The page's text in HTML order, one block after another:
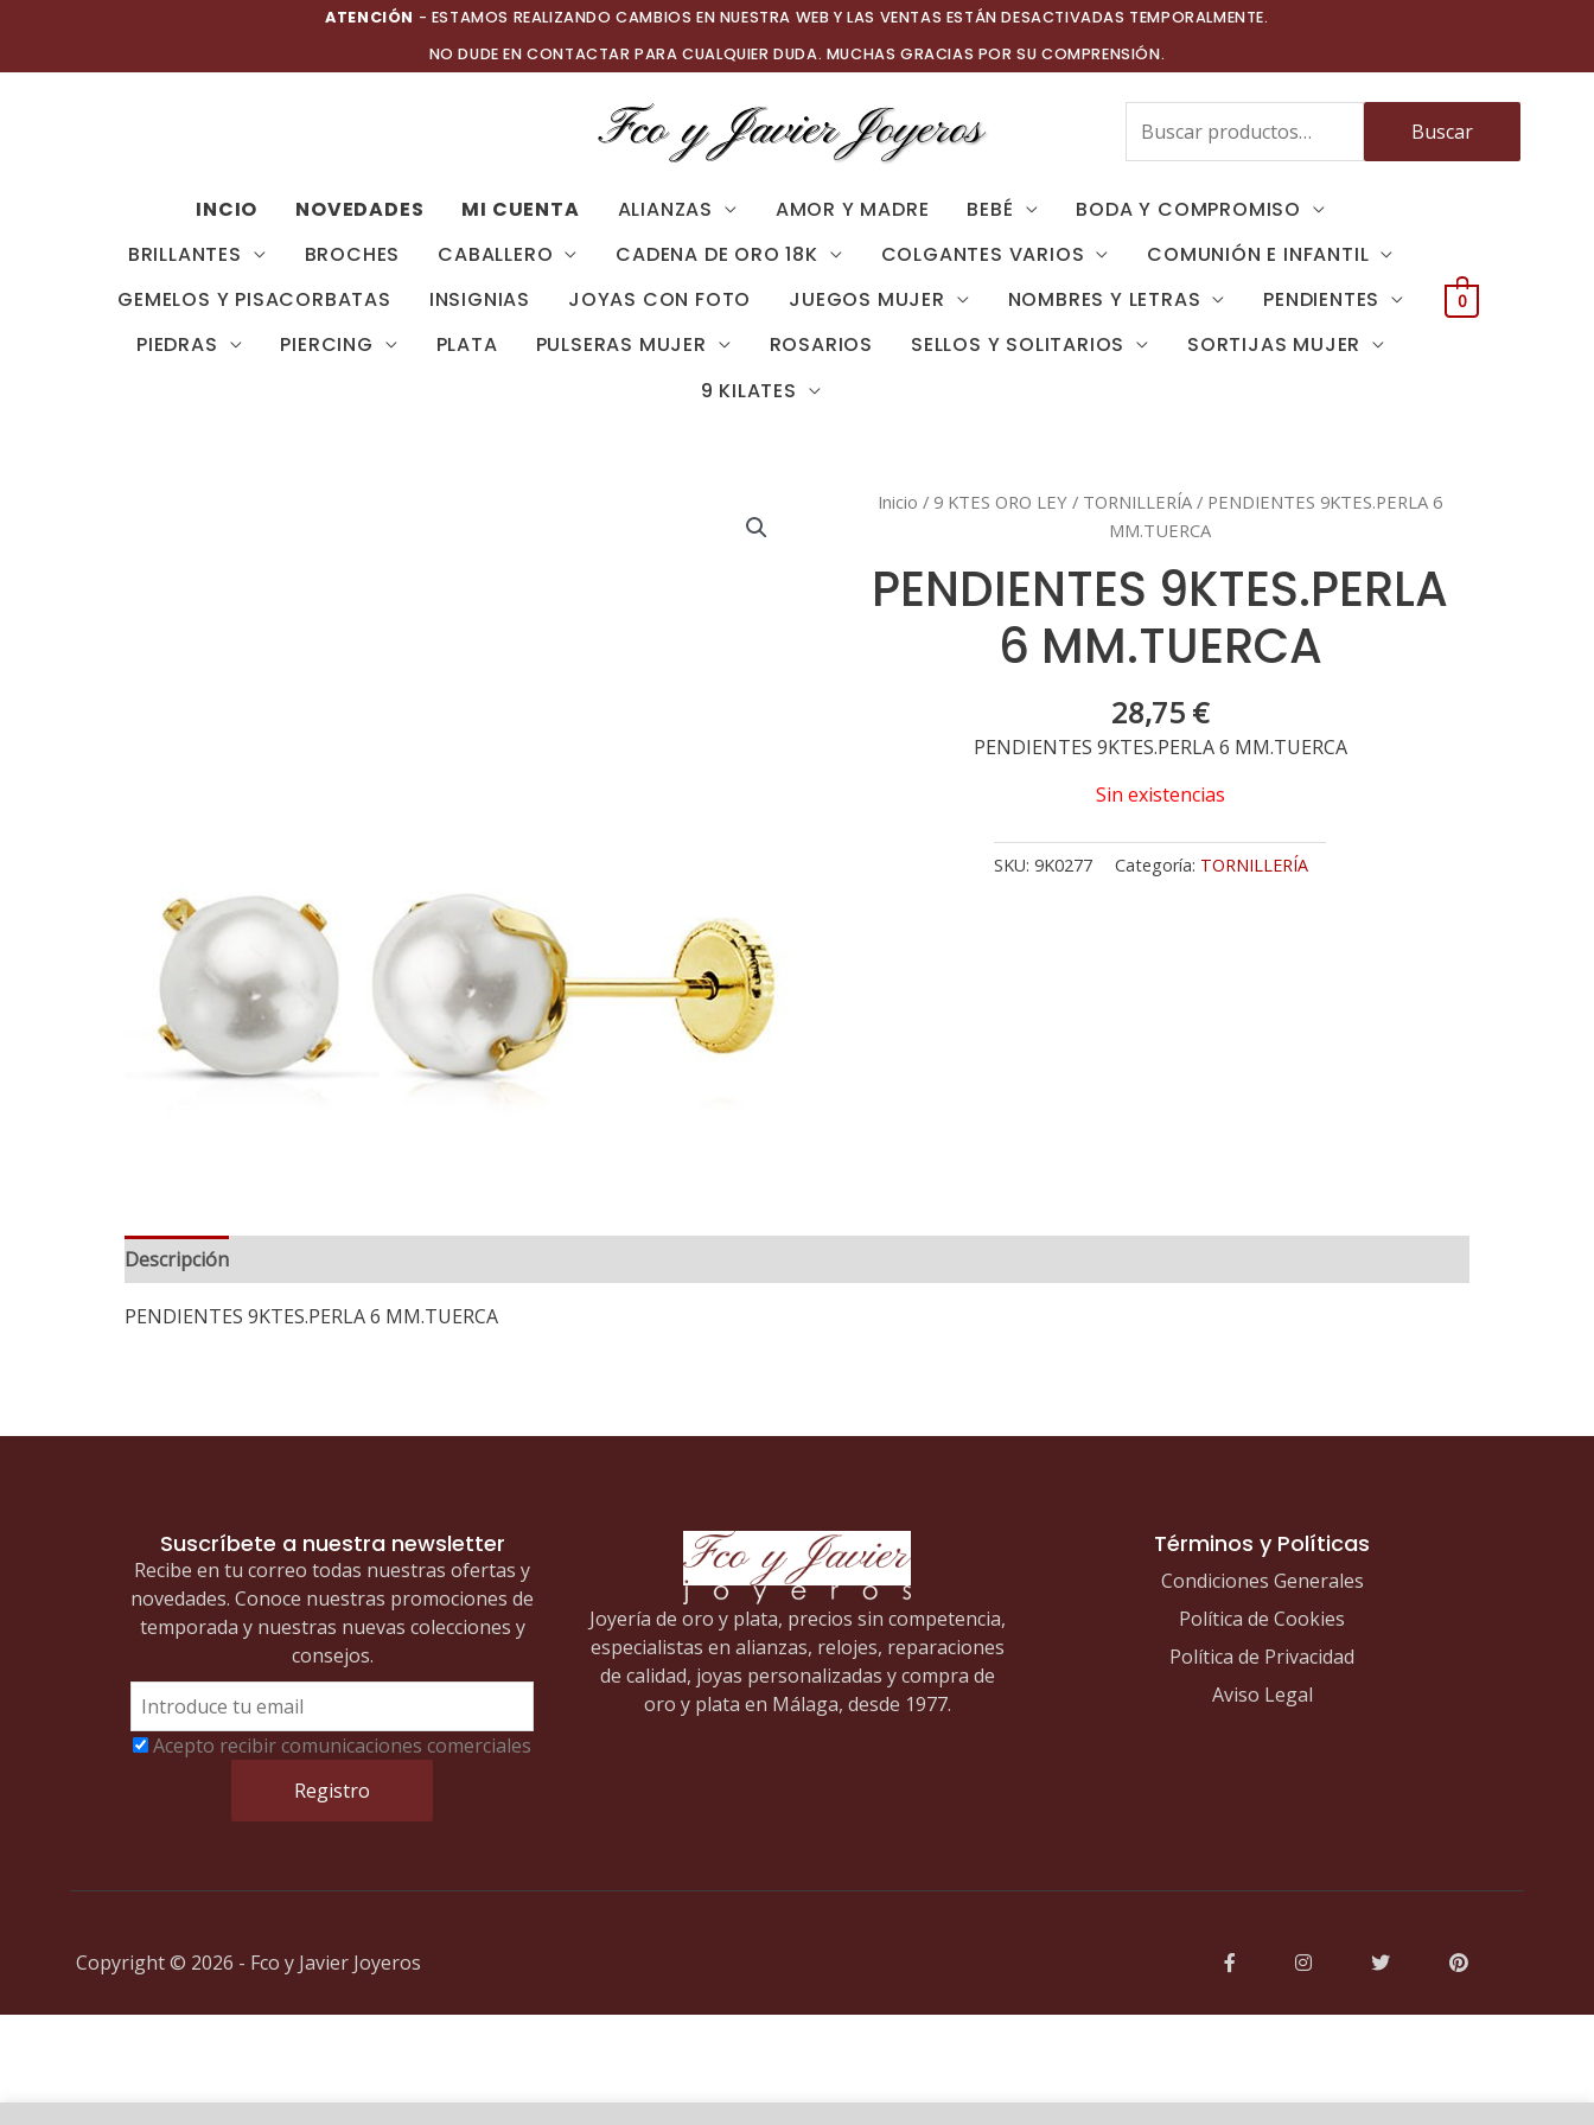
contenido
ATENCIÓN - ESTAMOS REALIZANDO CAMBIOS EN NUESTRA WEB Y LAS VENTAS ESTÁN DESACTIVADAS TEMPORALMENTE.
NO DUDE EN CONTACTAR PARA CUALQUIER DUDA. MUCHAS GRACIAS POR SU COMPRENSIÓN.
Buscar
por:
Buscar
INCIO NOVEDADES MI CUENTA ALIANZAS AMOR Y MADRE BEBÉ
BODA Y COMPROMISO
BRILLANTES
BROCHES CABALLERO CADENA DE ORO 18K COLGANTES VARIOS
COMUNIÓN E INFANTIL
GEMELOS Y PISACORBATAS
INSIGNIAS JOYAS CON FOTO JUEGOS MUJER NOMBRES Y LETRAS
PENDIENTES
PIEDRAS
PIERCING PLATA PULSERAS MUJER ROSARIOS SELLOS Y SOLITARIOS
SORTIJAS MUJER
9 KILATES
0
Inicio / 9 KTES ORO LEY / TORNILLERÍA / PENDIENTES 9KTES.PERLA 6
MM.TUERCA
PENDIENTES 9KTES.PERLA
6 MM.TUERCA
28,75 €
PENDIENTES 9KTES.PERLA 6 MM.TUERCA
Sin existencias
SKU:9K0277 Categoría: TORNILLERÍA
Descripción
PENDIENTES 9KTES.PERLA 6 MM.TUERCA
Suscríbete a nuestra newsletter
Recibe en tu correo todas nuestras ofertas y
novedades. Conoce nuestras promociones de
temporada y nuestras nuevas colecciones y
consejos.
Acepto recibir comunicaciones comerciales
Joyería de oro y plata, precios sin competencia,
especialistas en alianzas, relojes, reparaciones
de calidad, joyas personalizadas y compra de
oro y plata en Málaga, desde 1977.
Términos y Políticas
Condiciones Generales
Política de Cookies
Política de Privacidad
Aviso Legal
Copyright © 2026 - Fco y Javier Joyeros